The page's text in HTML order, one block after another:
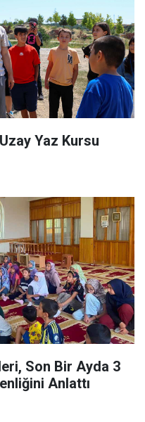
Yaz Kursu
Son Bir Ayda 3
Anlattı